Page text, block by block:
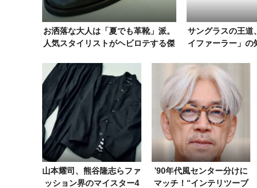
お洒落な大人は「夏でも革靴」派。
人気スタイリストがヘビロテする傑
サングラスの王道
イファーラー」の
山本耀司、熊谷隆志らファ
ッション界のマイスター4
’90年代風センター分けに
マッチ！“インテリツーブ